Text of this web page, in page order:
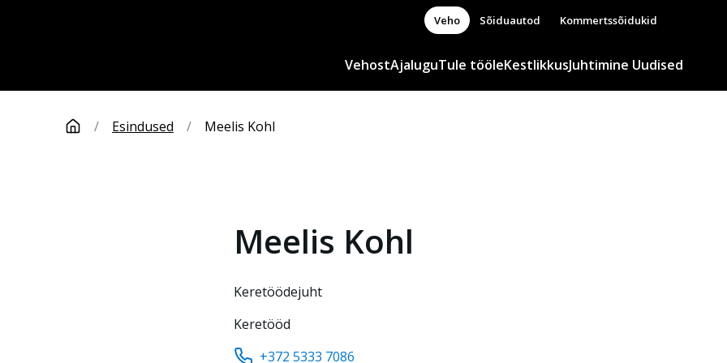
Veho Sõiduautod Kommertssõidukid
VehostAjaluguTule tööleKestlikkusJuhtimine Uudised
/ Esindused / Meelis Kohl
Meelis Kohl
Keretöödejuht
Keretööd
+372 5333 7086